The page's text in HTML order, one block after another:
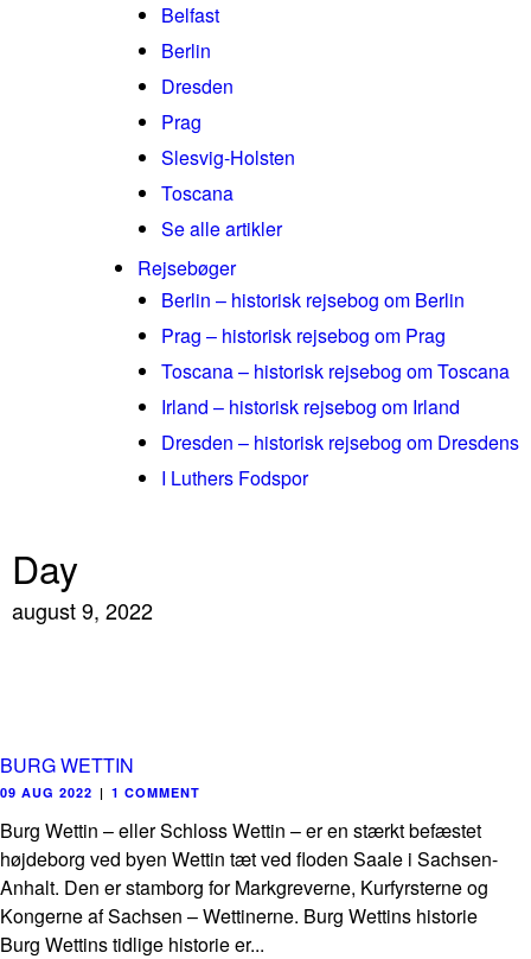
Belfast
Berlin
Dresden
Prag
Slesvig-Holsten
Toscana
Se alle artikler
Rejsebøger
Berlin – historisk rejsebog om Berlin
Prag – historisk rejsebog om Prag
Toscana – historisk rejsebog om Toscana
Irland – historisk rejsebog om Irland
Dresden – historisk rejsebog om Dresdens
I Luthers Fodspor
Day
august 9, 2022
BURG WETTIN
09 AUG 2022 | 1 COMMENT
Burg Wettin – eller Schloss Wettin – er en stærkt befæstet
højdeborg ved byen Wettin tæt ved floden Saale i Sachsen-
Anhalt. Den er stamborg for Markgreverne, Kurfyrsterne og
Kongerne af Sachsen – Wettinerne. Burg Wettins historie
Burg Wettins tidlige historie er...